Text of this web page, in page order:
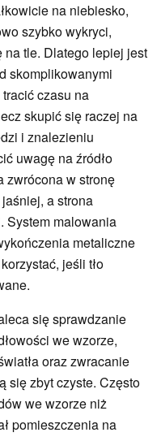
na niebiesko,
szybko wykryci,
tle. Dlatego lepiej jest
skomplikowanymi
czasu na
skupić się raczej na
i znalezieniu
uwagę na źródło
zwrócona w stronę
a strona
System malowania
metaliczne
jeśli tło
się sprawdzanie
we wzorze,
oraz zwracanie
się zbyt czyste. Często
we wzorze niż
pomieszczenia na